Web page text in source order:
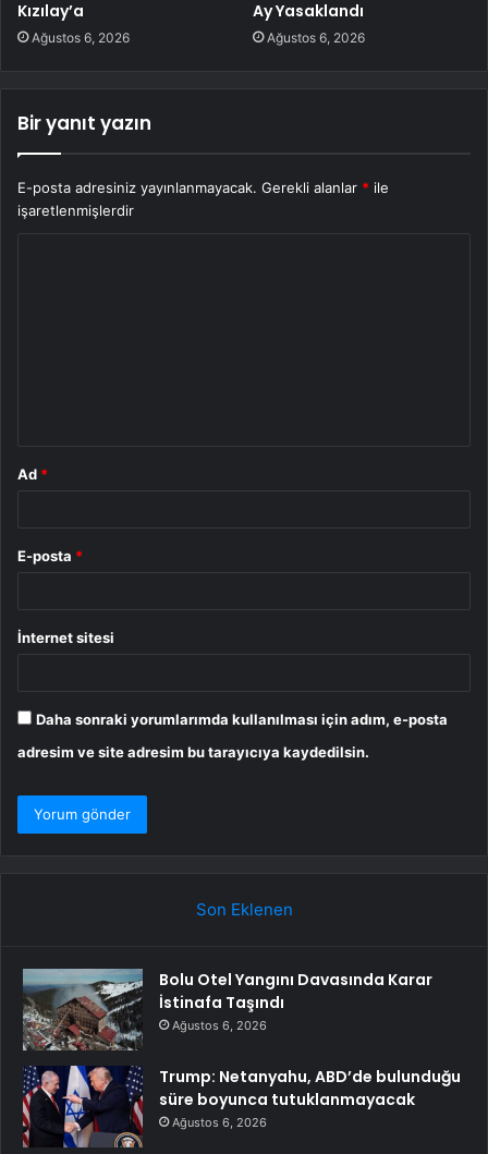
Kızılay’a
Ağustos 6, 2026
Ay Yasaklandı
Ağustos 6, 2026
Bir yanıt yazın
E-posta adresiniz yayınlanmayacak. Gerekli alanlar * ile
işaretlenmişlerdir
Ad *
E-posta *
İnternet sitesi
Daha sonraki yorumlarımda kullanılması için adım, e-posta
adresim ve site adresim bu tarayıcıya kaydedilsin.
Son Eklenen
Bolu Otel Yangını Davasında Karar
İstinafa Taşındı
Ağustos 6, 2026
Trump: Netanyahu, ABD’de bulunduğu
süre boyunca tutuklanmayacak
Ağustos 6, 2026